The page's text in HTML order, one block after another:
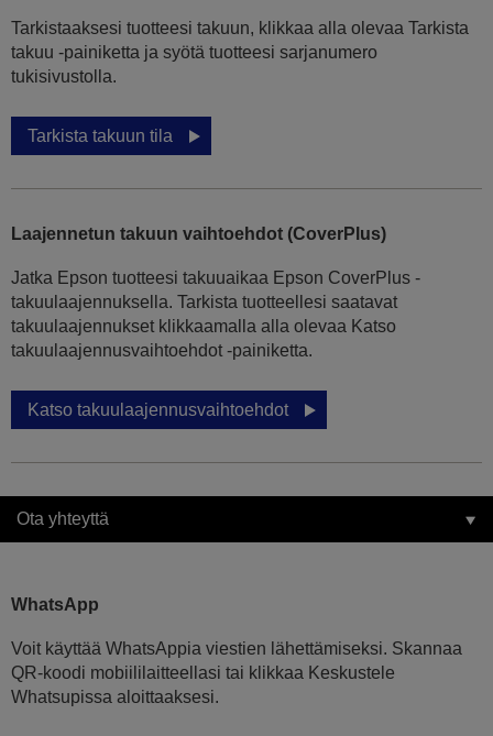
Tarkistaaksesi tuotteesi takuun, klikkaa alla olevaa Tarkista
takuu -painiketta ja syötä tuotteesi sarjanumero
tukisivustolla.
Tarkista takuun tila
Laajennetun takuun vaihtoehdot (CoverPlus)
Jatka Epson tuotteesi takuuaikaa Epson CoverPlus -
takuulaajennuksella. Tarkista tuotteellesi saatavat
takuulaajennukset klikkaamalla alla olevaa Katso
takuulaajennusvaihtoehdot -painiketta.
Katso takuulaajennusvaihtoehdot
Ota yhteyttä
WhatsApp
Voit käyttää WhatsAppia viestien lähettämiseksi. Skannaa
QR-koodi mobiililaitteellasi tai klikkaa Keskustele
Whatsupissa aloittaaksesi.